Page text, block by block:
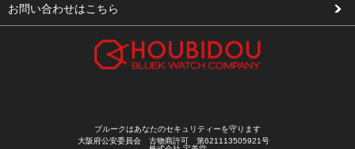
修理依頼
お気に入り
会社概要
お問い合わせはこちら
ブルークはあなたのセキュリティーを守ります
大阪府公安委員会 古物商許可 第621113505921号